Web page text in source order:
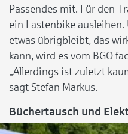
Passendes mit. Für den
ein Lastenbike ausleihen.
etwas übrigbleibt, das
kann, wird es vom BGO
„Allerdings ist zuletzt
sagt Stefan Markus.
Büchertausch und